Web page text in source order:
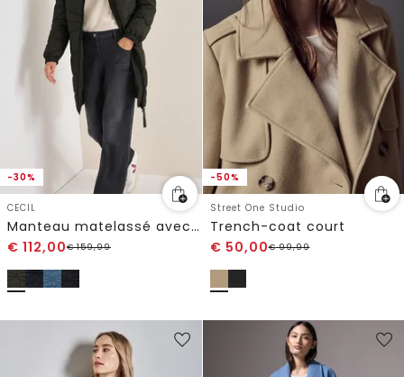
-30%
CECIL
Manteau matelassé avec capuche
€ 112,00€159,99
-50%
Street One Studio
Trench-coat court
€ 50,00€99,99